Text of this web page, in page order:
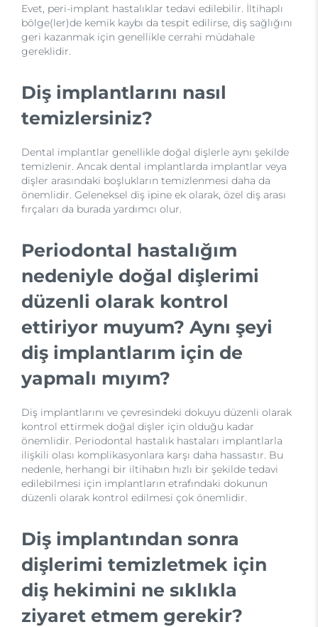
Evet, peri-implant hastalıklar tedavi edilebilir. İltihaplı
bölge(ler)de kemik kaybı da tespit edilirse, diş sağlığını
geri kazanmak için genellikle cerrahi müdahale
gereklidir.
Diş implantlarını nasıl
temizlersiniz?
Dental implantlar genellikle doğal dişlerle aynı şekilde
temizlenir. Ancak dental implantlarda implantlar veya
dişler arasındaki boşlukların temizlenmesi daha da
önemlidir. Geleneksel diş ipine ek olarak, özel diş arası
fırçaları da burada yardımcı olur.
Periodontal hastalığım
nedeniyle doğal dişlerimi
düzenli olarak kontrol
ettiriyor muyum? Aynı şeyi
diş implantlarım için de
yapmalı mıyım?
Diş implantlarını ve çevresindeki dokuyu düzenli olarak
kontrol ettirmek doğal dişler için olduğu kadar
önemlidir. Periodontal hastalık hastaları implantlarla
ilişkili olası komplikasyonlara karşı daha hassastır. Bu
nedenle, herhangi bir iltihabın hızlı bir şekilde tedavi
edilebilmesi için implantların etrafındaki dokunun
düzenli olarak kontrol edilmesi çok önemlidir.
Diş implantından sonra
dişlerimi temizletmek için
diş hekimini ne sıklıkla
ziyaret etmem gerekir?